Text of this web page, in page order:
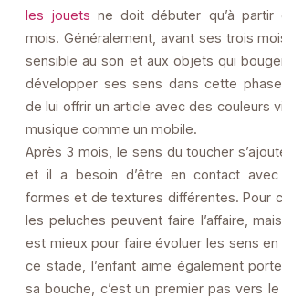
les jouets ne doit débuter qu’à partir
mois. Généralement, avant ses trois
sensible au son et aux objets qui
développer ses sens dans cette
de lui offrir un article avec des couleurs
musique comme un mobile.
Après 3 mois, le sens du toucher
et il a besoin d’être en contact
formes et de textures différentes. Pour
les peluches peuvent faire l’affaire,
est mieux pour faire évoluer les sens
ce stade, l’enfant aime également
sa bouche, c’est un premier pas vers